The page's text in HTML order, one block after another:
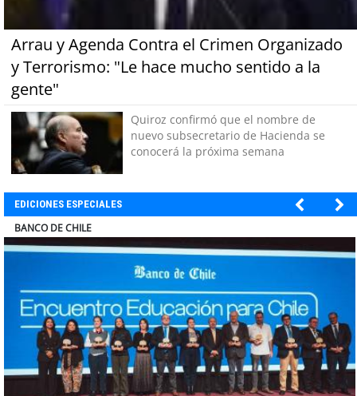
Arrau y Agenda Contra el Crimen Organizado
y Terrorismo: "Le hace mucho sentido a la
gente"
Quiroz confirmó que el nombre de
nuevo subsecretario de Hacienda se
conocerá la próxima semana
EDICIONES ESPECIALES
COLEGIO RÍO LOA